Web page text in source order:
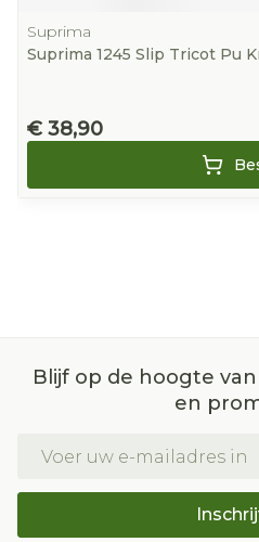
Suprima
Suprima 1245 Slip Tricot Pu
€ 38,90
Blijf op de hoogte
en